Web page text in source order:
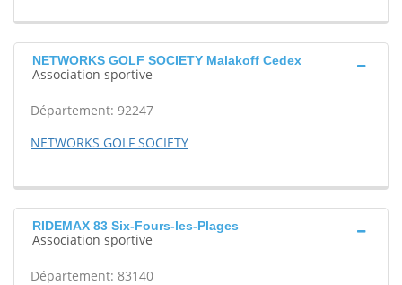
NETWORKS GOLF SOCIETY Malakoff Cedex
Association sportive
Département: 92247
NETWORKS GOLF SOCIETY
RIDEMAX 83 Six-Fours-les-Plages
Association sportive
Département: 83140